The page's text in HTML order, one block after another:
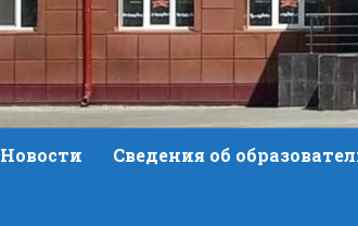
Новости Сведения об